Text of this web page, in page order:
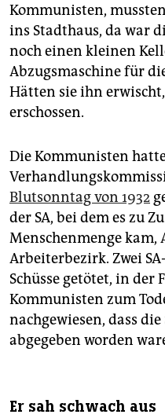
Kommunisten,
ins Stadthaus, da war
noch einen kleinen
Abzugsmaschine für
Hätten sie ihn
erschossen.
Die Kommunisten
Blutsonntag von 1932
der SA, bei dem es zu
Menschenmenge
Arbeiterbezirk. Zwei
Schüsse getötet, in
Kommunisten zum
nachgewiesen, dass
abgegeben worden
Er sah schwach aus